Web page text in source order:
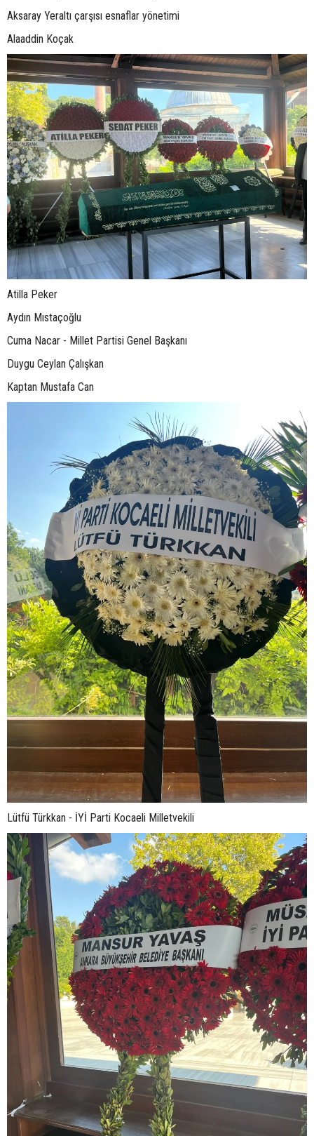
Aksaray Yeraltı çarşısı esnaflar yönetimi
Alaaddin Koçak
Atilla Peker
Aydın Mıstaçoğlu
Cuma Nacar - Millet Partisi Genel Başkanı
Duygu Ceylan Çalışkan
Kaptan Mustafa Can
Lütfü Türkkan - İYİ Parti Kocaeli Milletvekili